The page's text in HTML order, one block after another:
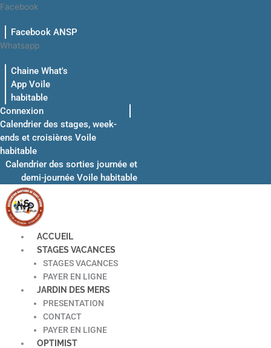
Aller
contenu
Facebook
Facebook ANSP
Whatsapp
Chaine What's
App Voile
habitable
Connexion
Calendrier des stages, week-
ends et croisières Voile
habitable
Calendrier des sorties journée et
demi-journée Voile habitable
ACCUEIL
STAGES VACANCES
STAGES VACANCES
PAYER EN LIGNE
JARDIN DES MERS
PRESENTATION
CONTACT
PAYER EN LIGNE
OPTIMIST